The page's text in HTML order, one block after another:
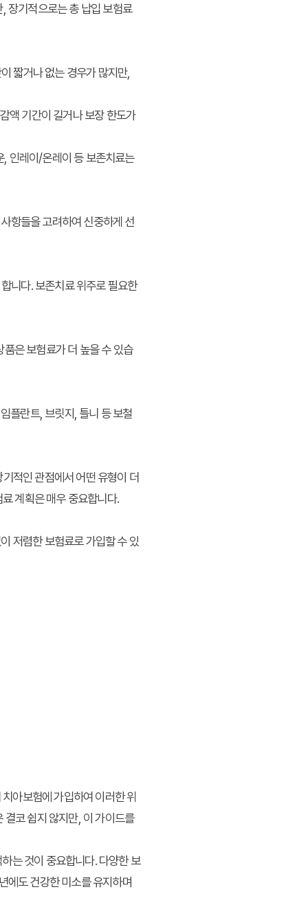
장기적으로는 총 납입 보험료
짧거나 없는 경우가 많지만,
액 기간이 길거나 보장 한도가
인레이/온레이 등 보존치료는
항들을 고려하여 신중하게 선
니다. 보존치료 위주로 필요한
은 보험료가 더 높을 수 있습
플란트, 브릿지, 틀니 등 보철
적인 관점에서 어떤 유형이 더
계획은 매우 중요합니다.
저렴한 보험료로 가입할 수 있
아보험에 가입하여 이러한 위
결코 쉽지 않지만, 이 가이드를
는 것이 중요합니다. 다양한 보
에도 건강한 미소를 유지하며